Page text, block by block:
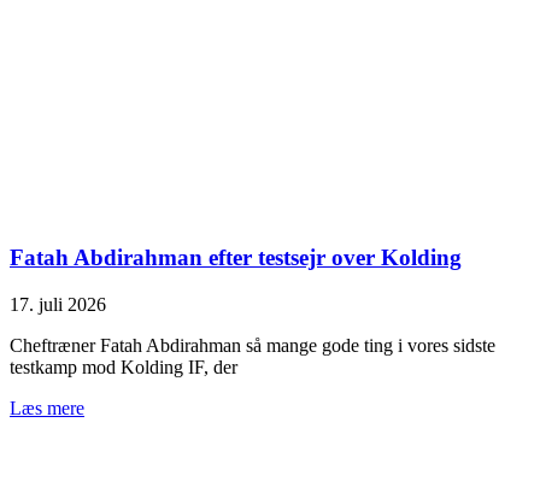
Fatah Abdirahman efter testsejr over Kolding
17. juli 2026
Cheftræner Fatah Abdirahman så mange gode ting i vores sidste
testkamp mod Kolding IF, der
Læs mere